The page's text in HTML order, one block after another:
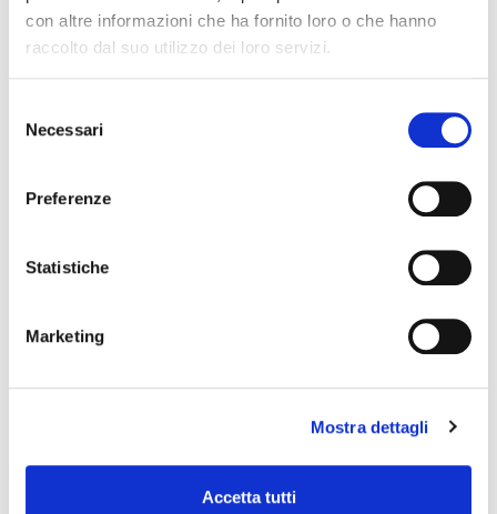
con altre informazioni che ha fornito loro o che hanno
raccolto dal suo utilizzo dei loro servizi.
delNecessari
Preferenze
Statistiche
Marketing
Mostra dettagli
Accetta tutti
SILVER RIM SPRAY